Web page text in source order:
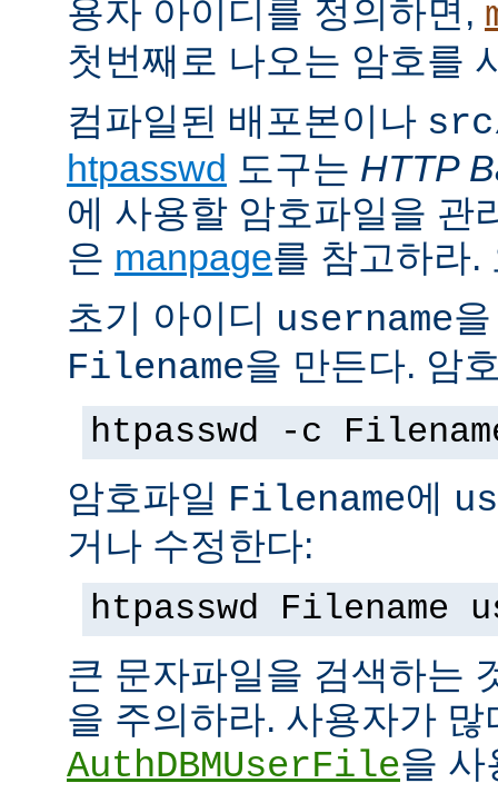
용자 아이디를 정의하면,
첫번째로 나오는 암호를
컴파일된 배포본이나
htpasswd 도구는 HTTP
에 사용할 암호파일을 관
은 manpage를 참고하라.
초기 아이디 username
Filename을 만든다. 암
htpasswd -c
암호파일 Filename에
거나 수정한다:
htpasswd Filename
큰 문자파일을 검색하는
을 주의하라. 사용자가 많
AuthDBMUserFile을 사